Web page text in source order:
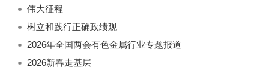
伟大征程
树立和践行正确政绩观
2026年全国两会有色金属行业专题报道
2026新春走基层